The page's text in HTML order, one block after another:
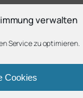
verwalten
Service zu optimieren.
Cookies